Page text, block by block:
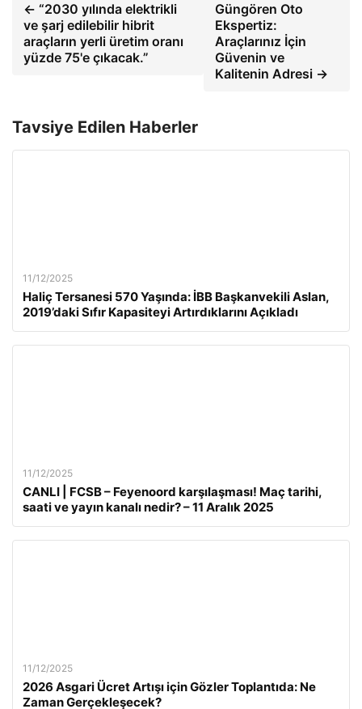
← “2030 yılında elektrikli
ve şarj edilebilir hibrit
araçların yerli üretim oranı
yüzde 75'e çıkacak.”
Güngören Oto
Ekspertiz:
Araçlarınız İçin
Güvenin ve
Kalitenin Adresi →
Tavsiye Edilen Haberler
11/12/2025
Haliç Tersanesi 570 Yaşında: İBB Başkanvekili Aslan,
2019’daki Sıfır Kapasiteyi Artırdıklarını Açıkladı
11/12/2025
CANLI | FCSB – Feyenoord karşılaşması! Maç tarihi,
saati ve yayın kanalı nedir? – 11 Aralık 2025
11/12/2025
2026 Asgari Ücret Artışı için Gözler Toplantıda: Ne
Zaman Gerçekleşecek?